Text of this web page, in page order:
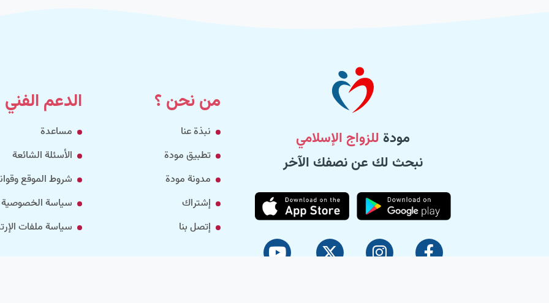
مودة للزواج الإسلامي
نبحث لك عن نصفك الآخر
من نحن ؟
نبذة عنا
تطبيق مودة
مدونة مودة
إشتراك
إتصل بنا
الدعم الفني
مساعدة
الأسئلة الشائعة
شروط الموقع
سياسة الخصوصية
سياسة ملفات